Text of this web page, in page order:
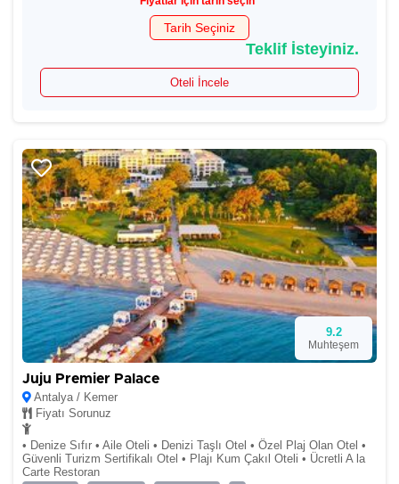
Tarih Seçiniz
Teklif İsteyiniz.
Oteli İncele
9.2
Muhteşem
Juju Premier Palace
Antalya / Kemer
Fiyatı Sorunuz
• Denize Sıfır • Aile Oteli • Denizi Taşlı Otel • Özel Plaj Olan Otel •
Güvenli Turizm Sertifikalı Otel • Plajı Kum Çakıl Oteli • Ücretli A la
Carte Restoran